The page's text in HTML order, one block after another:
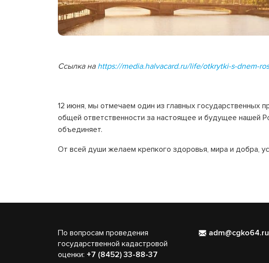
Ссылка на https://media.halvacard.ru/life/otkrytki-s-dnem-
12 июня, мы отмечаем один из главных государственных
общей ответственности за настоящее и будущее нашей
объединяет.
От всей души желаем крепкого здоровья, мира и добра,
По вопросам проведения
государственной кадастровой
оценки: +7 (8452) 33-88-37
adm@cgko64.ru